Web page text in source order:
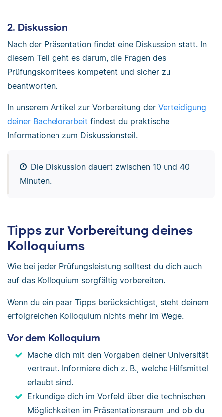
2. Diskussion
Nach der Präsentation findet eine Diskussion statt. In
diesem Teil geht es darum, die Fragen des
Prüfungskomitees kompetent und sicher zu
beantworten.
In unserem Artikel zur Vorbereitung der Verteidigung
deiner Bachelorarbeit findest du praktische
Informationen zum Diskussionsteil.
Die Diskussion dauert zwischen 10 und 40
Minuten.
Tipps zur Vorbereitung deines
Kolloquiums
Wie bei jeder Prüfungsleistung solltest du dich auch
auf das Kolloquium sorgfältig vorbereiten.
Wenn du ein paar Tipps berücksichtigst, steht deinem
erfolgreichen Kolloquium nichts mehr im Wege.
Vor dem Kolloquium
Mache dich mit den Vorgaben deiner Universität
vertraut. Informiere dich z. B., welche Hilfsmittel
erlaubt sind.
Erkundige dich im Vorfeld über die technischen
Möglichkeiten im Präsentationsraum und ob du